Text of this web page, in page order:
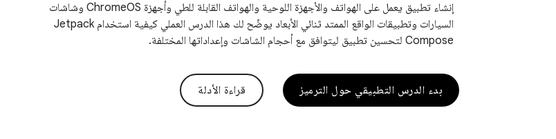
إنشاء تطبيق يعمل على الهواتف والأجهزة اللوحية والهواتف القابلة للطي وأجهزة ChromeOS وشاشات
السيارات وتطبيقات الواقع الممتد ثنائي الأبعاد يوضّح لك هذا الدرس العملي كيفية استخدام Jetpack
Compose لتحسين تطبيق ليتوافق مع أحجام الشاشات وإعداداتها المختلفة.
بدء الدرس التطبيقي حول الترميز قراءة الأدلة